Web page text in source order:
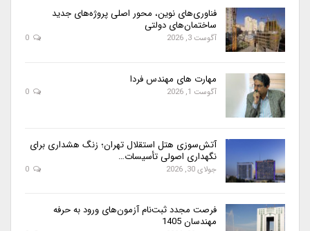
فناوری‌های نوین، محور اصلی پروژه‌های جدید
ساختمان‌های دولتی
آگوست 3, 2026
مهارت های مهندس فردا
آگوست 1, 2026
آتش‌سوزی هتل استقلال تهران؛ زنگ هشداری برای
نگهداری اصولی تأسیسات…
جولای 30, 2026
فرصت مجدد ثبت‌نام آزمون‌های ورود به حرفه
مهندسان 1405